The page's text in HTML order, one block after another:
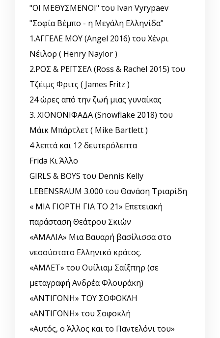
"ΟΙ ΜΕΘΥΣΜΕΝΟΙ" του Ivan Vyrypaev
"Σοφία Βέμπο - η Μεγάλη Ελληνίδα"
1.ΑΓΓΕΛΕ ΜΟΥ (Angel 2016) του Χένρι
Νέιλορ ( Henry Naylor )
2.ΡΟΣ & ΡΕΪΤΣΕΛ (Ross & Rachel 2015) του
Τζέιμς Φριτς ( James Fritz )
24 ώρες από την ζωή μιας γυναίκας
3. ΧΙΟΝΟΝΙΦΑΔΑ (Snowflake 2018) του
Μάικ Μπάρτλετ ( Mike Bartlett )
4 λεπτά και 12 δευτερόλεπτα
Frida Κι Άλλο
GIRLS & BOYS του Dennis Kelly
LEBENSRAUM 3.000 του Θανάση Τριαρίδη
« ΜΙΑ ΓΙΟΡΤΗ ΓΙΑ ΤΟ ΄21» Επετειακή
παράσταση Θεάτρου Σκιών
«ΑΜΑΛΙΑ» Μια Βαυαρή βασίλισσα στο
νεοσύστατο Ελληνικό κράτος.
«ΑΜΛΕΤ» του Ουίλιαμ Σαίξπηρ (σε
μεταγραφή Ανδρέα Φλουράκη)
«ΑΝΤΙΓΟΝΗ» ΤΟΥ ΣΟΦΟΚΛΗ
«ΑΝΤΙΓΟΝΗ» του Σοφοκλή
«Αυτός, o Άλλος και το Παντελόνι του»